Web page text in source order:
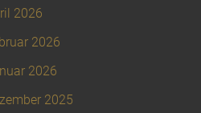
2026
2026
2026
2025